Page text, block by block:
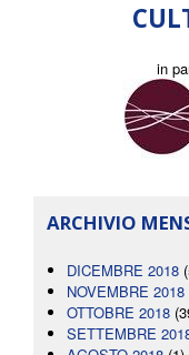
in
ARCHIVIO
DICEMBRE 2018
NOVEMBRE 2018
OTTOBRE 2018
SETTEMBRE